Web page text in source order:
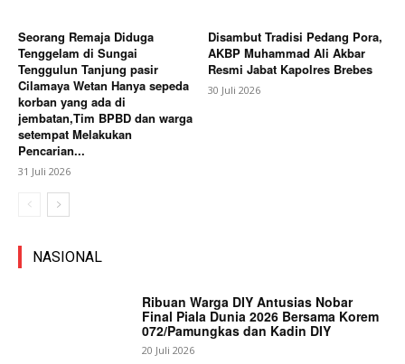
Seorang Remaja Diduga
Tenggelam di Sungai
Tenggulun Tanjung pasir
Cilamaya Wetan Hanya sepeda
korban yang ada di
jembatan,Tim BPBD dan warga
setempat Melakukan
Pencarian...
31 Juli 2026
Disambut Tradisi Pedang Pora,
AKBP Muhammad Ali Akbar
Resmi Jabat Kapolres Brebes
30 Juli 2026
NASIONAL
Ribuan Warga DIY Antusias Nobar
Final Piala Dunia 2026 Bersama Korem
072/Pamungkas dan Kadin DIY
20 Juli 2026